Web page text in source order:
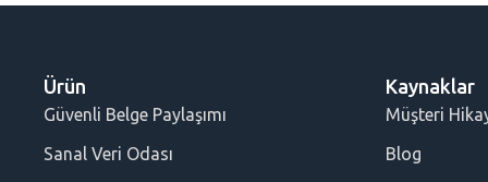
Ürün
Güvenli Belge Paylaşımı
Sanal Veri Odası
Kaynaklar
Müşteri
Blog